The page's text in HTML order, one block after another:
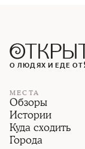
О ЛЮДЯХ И ЕДЕ ОТ
МЕСТА
Обзоры
Истории
Куда сходить
Города